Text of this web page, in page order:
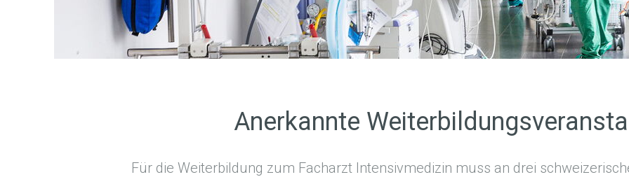
Anerkannte
Für die Weiterbildung zum Facharzt Intensivmedizin muss an drei